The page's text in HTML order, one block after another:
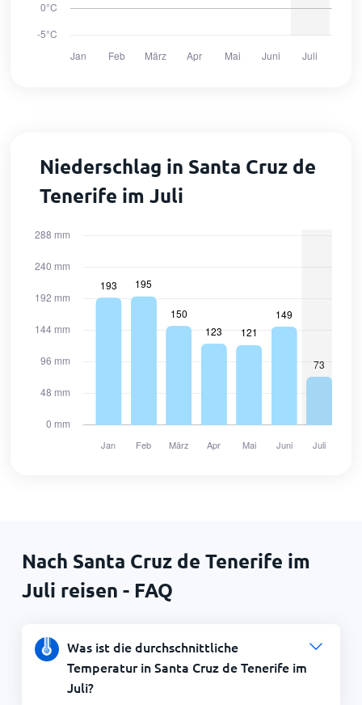
Niederschlag in Santa Cruz de
Tenerife im Juli
Nach Santa Cruz de Tenerife im
Juli reisen - FAQ
Was ist die durchschnittliche
Temperatur in Santa Cruz de Tenerife im
Juli?